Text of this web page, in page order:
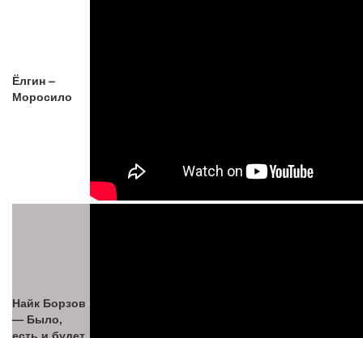
Ёлгин –
Моросило
Найк Борзов
— Было,
есть и будет